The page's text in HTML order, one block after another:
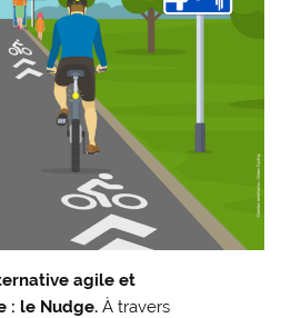
agile et
: le Nudge. À travers